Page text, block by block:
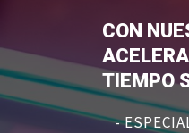
CON
TIEMPO
-